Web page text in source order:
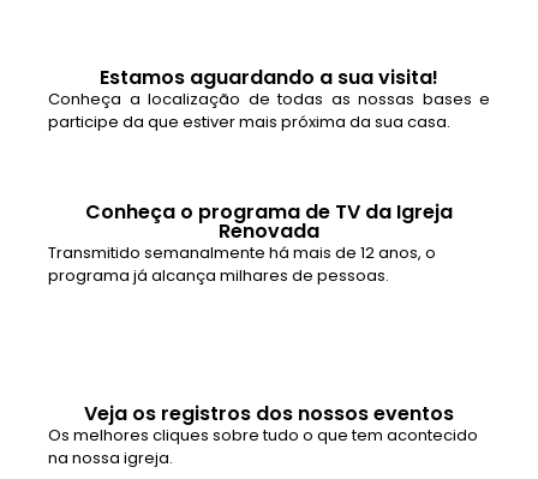
Estamos aguardando a sua visita!
Conheça a localização de todas as nossas bases e
participe da que estiver mais próxima da sua casa.
Conheça o programa de TV da Igreja
Renovada
Transmitido semanalmente há mais de 12 anos, o
programa já alcança milhares de pessoas.
Veja os registros dos nossos eventos
Os melhores cliques sobre tudo o que tem acontecido
na nossa igreja.